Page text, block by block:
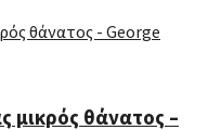
μικρός θάνατος –